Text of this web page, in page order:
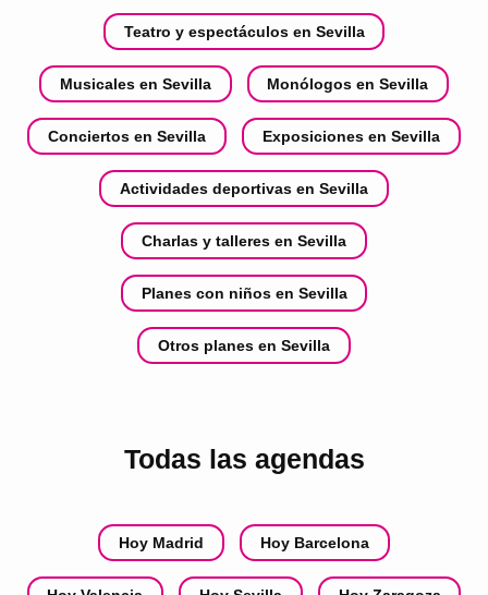
Teatro y espectáculos en Sevilla
Musicales en Sevilla Monólogos en Sevilla
Conciertos en Sevilla Exposiciones en Sevilla
Actividades deportivas en Sevilla
Charlas y talleres en Sevilla
Planes con niños en Sevilla
Otros planes en Sevilla
Todas las agendas
Hoy Madrid Hoy Barcelona